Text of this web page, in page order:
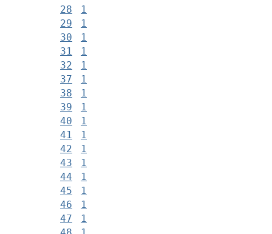
28
1
29
1
30
1
31
1
32
1
37
1
38
1
39
1
40
1
41
1
42
1
43
1
44
1
45
1
46
1
47
1